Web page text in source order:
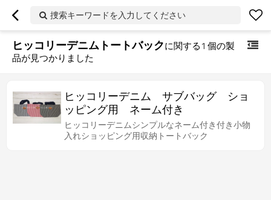
捜索キーワードを入力してください
ヒッコリーデニムトートバックに関する1 個の製
品が見つかりました
ヒッコリーデニム サブバッグ ショ
ッピング用 ネーム付き
ヒッコリーデニムシンプルなネーム付き付き小物
入れショッピング用収納トートバック